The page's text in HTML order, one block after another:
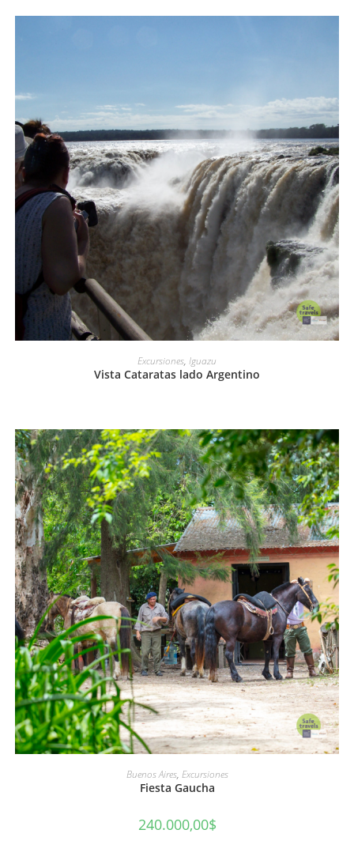
LEER MÁS
Excursiones, Iguazu
Vista Cataratas lado Argentino
AÑADIR AL CARRITO
Buenos Aires, Excursiones
Fiesta Gaucha
240.000,00$